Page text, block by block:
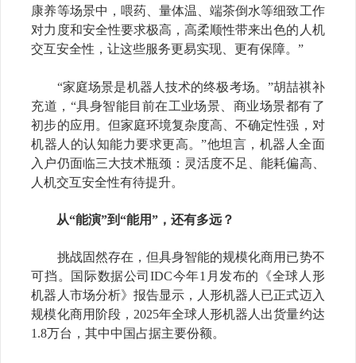
康养等场景中，喂药、量体温、端茶倒水等细致工作
对力度和安全性要求极高，高柔顺性带来出色的人机
交互安全性，让这些服务更易实现、更有保障。”
“家庭场景是机器人技术的终极考场。”胡喆祺补
充道， “具身智能目前在工业场景、商业场景都有了
初步的应用。但家庭环境复杂度高、不确定性强，对
机器人的认知能力要求更高。”他坦言，机器人全面
入户仍面临三大技术瓶颈：灵活度不足、能耗偏高、
人机交互安全性有待提升。
从“能演”到“能用”，还有多远？
挑战固然存在，但具身智能的规模化商用已势不
可挡。国际数据公司IDC今年1 月发布的《全球人形
机器人市场分析》报告显示，人形机器人已正式迈入
规模化商用阶段， 2025年全球人形机器人出货量约达
1.8万台，其中中国占据主要份额。